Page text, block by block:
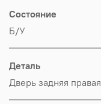
Состояние
Б/У
Деталь
Дверь задняя правая